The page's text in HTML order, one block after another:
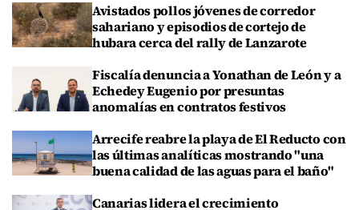
Avistados pollos jóvenes de corredor
sahariano y episodios de cortejo de
hubara cerca del rally de Lanzarote
Fiscalía denuncia a Yonathan de León y a
Echedey Eugenio por presuntas
anomalías en contratos festivos
Arrecife reabre la playa de El Reducto con
las últimas analíticas mostrando "una
buena calidad de las aguas para el baño"
Canarias lidera el crecimiento